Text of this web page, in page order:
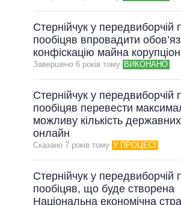
Стернійчук у передвиборчій
пообіцяв впровадити
конфіскацію майна
Завершено 6 рокiв тому ВИКОНАНО
Стернійчук у передвиборчій
пообіцяв перевести
можливу кількість
онлайн
Сказано 7 рокiв тому У ПРОЦЕСІ
Стернійчук у передвиборчій
пообіцяв, що буде створена
Національна економічна